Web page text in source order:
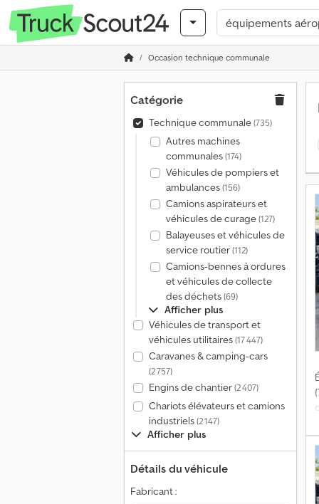
Occasion technique communale
Catégorie
Technique communale(735)
Autres machines
communales(174)
Véhicules de pompiers et
ambulances(156)
Camions aspirateurs et
véhicules de curage(127)
Balayeuses et véhicules de
service routier(112)
Camions-bennes à ordures
et véhicules de collecte
des déchets(69)
Afficher plus
Véhicules de transport et
véhicules utilitaires(17 447)
Caravanes & camping-cars
(2 757)
Engins de chantier(2 407)
Chariots élévateurs et camions
industriels(2 147)
Afficher plus
Détails du véhicule
Fabricant :